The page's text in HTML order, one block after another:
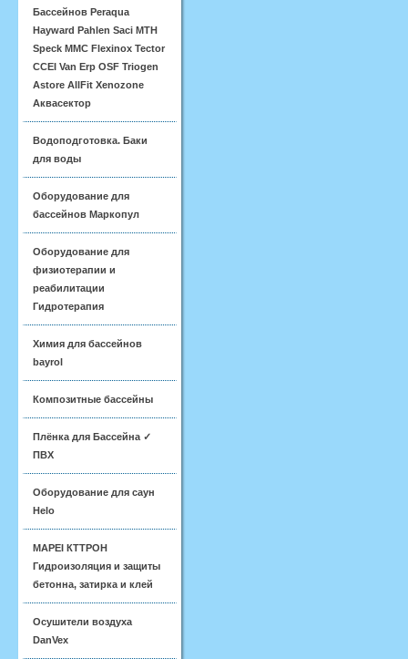
Бассейнов Peraqua
Hayward Pahlen Saci MTH
Speck MMC Flexinox Tector
CCEI Van Erp OSF Triogen
Astore AllFit Xenozone
Аквасектор
Водоподготовка. Баки
для воды
Оборудование для
бассейнов Маркопул
Оборудование для
физиотерапии и
реабилитации
Гидротерапия
Химия для бассейнов
bayrol
Композитные бассейны
Плёнка для Бассейна ✓
ПВХ
Оборудование для саун
Helo
MAPEI КТТРОН
Гидроизоляция и защиты
бетонна, затирка и клей
Осушители воздуха
DanVex